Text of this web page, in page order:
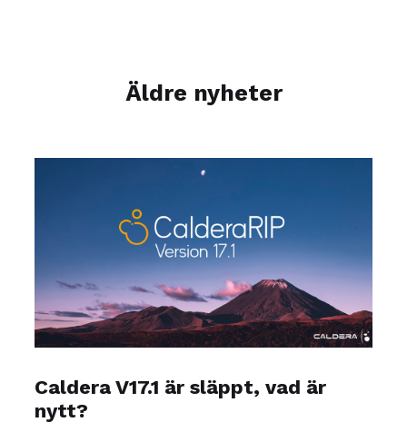
Äldre nyheter
Caldera V17.1 är släppt, vad är
nytt?